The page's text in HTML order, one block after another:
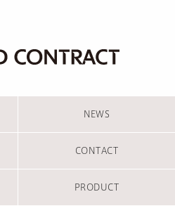
NEWS
CONTACT
PRODUCT